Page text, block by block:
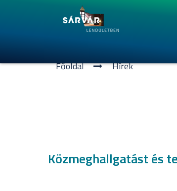
Főoldal Hí­rek
Közmeghallgatást és